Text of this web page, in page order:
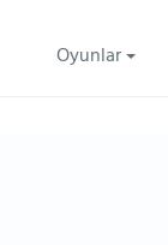
Oyunlar